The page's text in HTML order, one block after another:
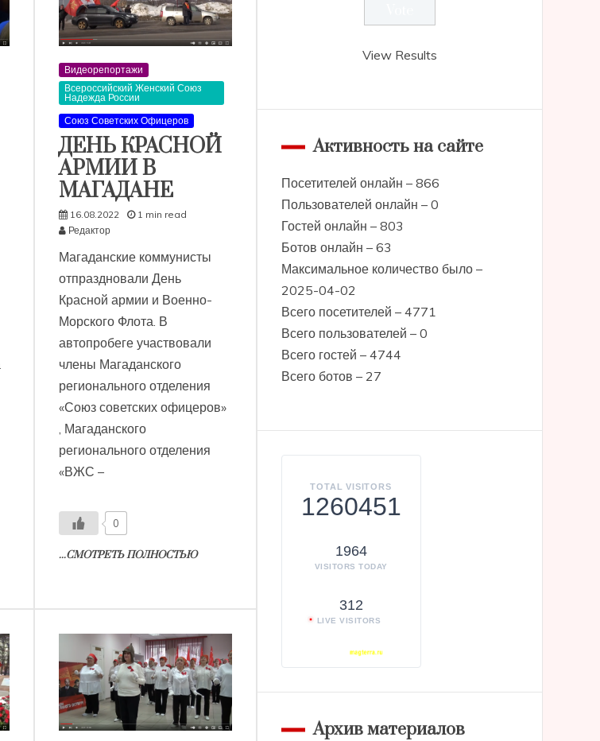
Видеорепортажи
Всероссийский Женский Союз
Надежда России
Союз Советских Офицеров
ДЕНЬ КРАСНОЙ
АРМИИ В
МАГАДАНЕ
16.08.2022
1 min read
Редактор
Магаданские коммунисты
отпраздновали День
Красной армии и Военно-
Морского Флота. В
автопробеге участвовали
члены Магаданского
регионального отделения
«Союз советских офицеров»
, Магаданского
регионального отделения
«ВЖС –
0
...СМОТРЕТЬ ПОЛНОСТЬЮ
View Results
Активность на сайте
Посетителей онлайн – 866
Пользователей онлайн – 0
Гостей онлайн – 803
Ботов онлайн – 63
Максимальное количество было –
2025-04-02
Всего посетителей – 4771
Всего пользователей – 0
Всего гостей – 4744
Всего ботов – 27
TOTAL VISITORS
1260451
1964
VISITORS TODAY
312
LIVE VISITORS
Архив материалов